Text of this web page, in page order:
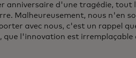
anniversaire d'une tragédie,
Malheureusement, nous n'en
avec nous, c'est un rappel
que l'innovation est irremplaçable